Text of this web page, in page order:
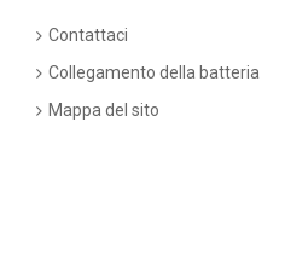
Contattaci
Collegamento della batteria
Mappa del sito